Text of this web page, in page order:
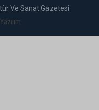
Ve Sanat Gazetesi